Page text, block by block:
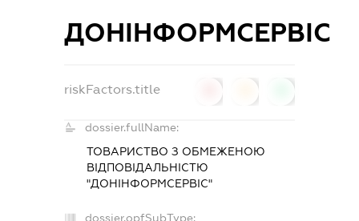
ДОНІНФОРМСЕРВІС
riskFactors.title
dossier.fullName:
ТОВАРИСТВО З ОБМЕЖЕНОЮ
ВІДПОВІДАЛЬНІСТЮ
"ДОНІНФОРМСЕРВІС"
dossier.opfSubType: